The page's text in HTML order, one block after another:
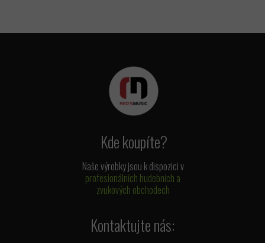
Naše výrobky jsou k dispozici v
profesionálních hudebních a
zvukových obchodech
Kde koupíte?
Kontaktujte nás: